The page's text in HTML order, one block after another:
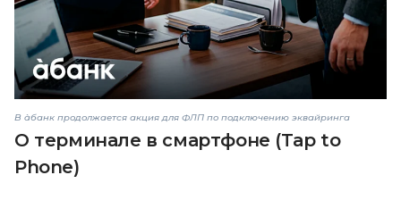
В àбанк продолжается акция для ФЛП по подключению эквайринга
О терминале в смартфоне (Tap to
Phone)